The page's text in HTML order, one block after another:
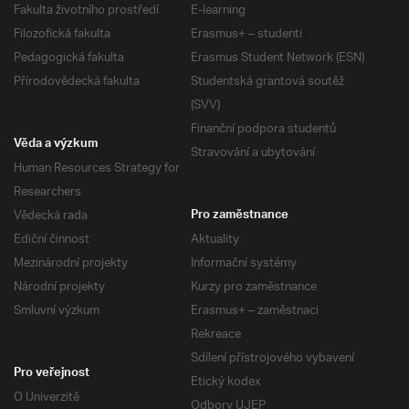
Fakulta životního prostředí
Filozofická fakulta
Pedagogická fakulta
Přírodovědecká fakulta
E-learning
Erasmus+ – studenti
Erasmus Student Network (ESN)
Studentská grantová soutěž
(SVV)
Finanční podpora studentů
Stravování a ubytování
Věda a výzkum
Human Resources Strategy for
Researchers
Vědecká rada
Ediční činnost
Mezinárodní projekty
Národní projekty
Smluvní výzkum
Pro zaměstnance
Aktuality
Informační systémy
Kurzy pro zaměstnance
Erasmus+ – zaměstnaci
Rekreace
Sdílení přístrojového vybavení
Etický kodex
Pro veřejnost
O Univerzitě